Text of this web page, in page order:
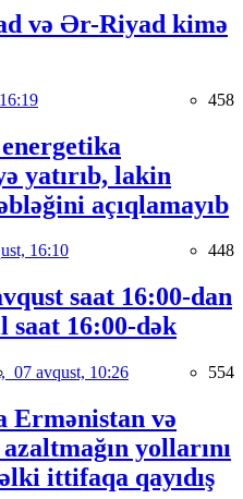
və Ər-Riyad kimə
458
yatırıb, lakin
açıqlamayıb
16:10 448
saat 16:00-dan
saat 16:00-dək
07 avqust, 10:26 554
Ermənistan və
yollarını
ittifaqa qayıdış